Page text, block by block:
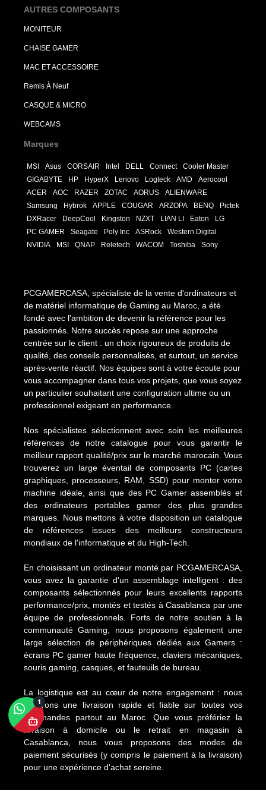
AUTRES COMPOSANTS
MONITEUR
CHAISE GAMER
MAC ET ACCESSOIRE
Remis À Neuf
CASQUE & MICRO
WEBCAMS
Marques
MSI Asus CORSAIR Intel DELL Connect
Cooler Master
GIGABYTE
HP HyperX Lenovo Logteck AMD
Aerocool
ACER
AOC RAZER ZOTAC AORUS
ALIENWARE
Samsung
Hybrok APPLE COUGAR ARZOPA BENQ
Pictek
DXRacer
DeepCool Kingston NZXT LIAN LI Eaton
LG
PC GAMER
Seagate Poly Inc ASRock
Western Digital
NVIDIA
MSI QNAP Reletech WACOM Toshiba Sony
PCGAMERCASA, spécialiste de la vente d'ordinateurs et
de matériel informatique de Gaming au Maroc, a été
fondé avec l'ambition de devenir la référence pour les
passionnés. Notre succès repose sur une approche
centrée sur le client : un choix rigoureux de produits de
qualité, des conseils personnalisés, et surtout, un service
après-vente réactif. Nos équipes sont à votre écoute pour
vous accompagner dans tous vos projets, que vous soyez
un particulier souhaitant une configuration ultime ou un
professionnel exigeant en performance.
Nos spécialistes sélectionnent avec soin les meilleures
références de notre catalogue pour vous garantir le
meilleur rapport qualité/prix sur le marché marocain. Vous
trouverez un large éventail de composants PC (cartes
graphiques, processeurs, RAM, SSD) pour monter votre
machine idéale, ainsi que des PC Gamer assemblés et
des ordinateurs portables gamer des plus grandes
marques. Nous mettons à votre disposition un catalogue
de références issues des meilleurs constructeurs
mondiaux de l'informatique et du High-Tech.
En choisissant un ordinateur monté par PCGAMERCASA,
vous avez la garantie d'un assemblage intelligent : des
composants sélectionnés pour leurs excellents rapports
performance/prix, montés et testés à Casablanca par une
équipe de professionnels. Forts de notre soutien à la
communauté Gaming, nous proposons également une
large sélection de périphériques dédiés aux Gamers :
écrans PC gamer haute fréquence, claviers mécaniques,
souris gaming, casques, et fauteuils de bureau.
La logistique est au cœur de notre engagement : nous
assurons une livraison rapide et fiable sur toutes vos
commandes partout au Maroc. Que vous préfériez la
livraison à domicile ou le retrait en magasin à
Casablanca, nous vous proposons des modes de
paiement sécurisés (y compris le paiement à la livraison)
pour une expérience d'achat sereine.
1